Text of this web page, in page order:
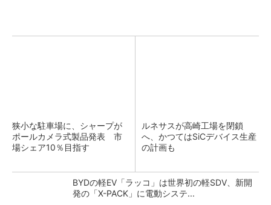
狭小な駐車場に、シャープが
ポールカメラ式製品発表 市
場シェア10％目指す
ルネサスが高崎工場を閉鎖
へ、かつてはSiCデバイス生産
の計画も
BYDの軽EV「ラッコ」は世界初の軽SDV、新開
発の「X-PACK」に電動システ...